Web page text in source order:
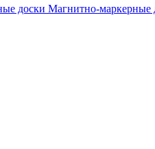
Магнитно-маркерные